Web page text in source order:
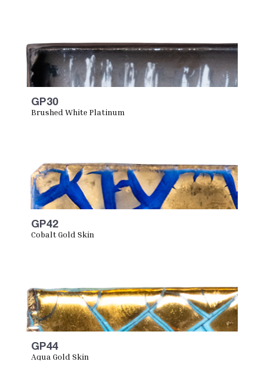
GP30
Brushed White Platinum
GP42
Cobalt Gold Skin
GP44
Aqua Gold Skin